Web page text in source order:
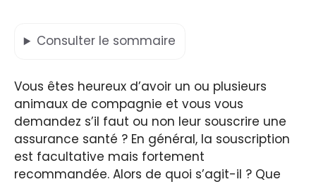
Consulter le sommaire
Vous êtes heureux d’avoir un ou plusieurs
animaux de compagnie et vous vous
demandez s’il faut ou non leur souscrire une
assurance santé ? En général, la souscription
est facultative mais fortement
recommandée. Alors de quoi s’agit-il ? Que